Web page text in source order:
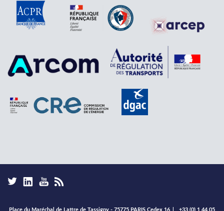
Place du Maréchal de Lattre de Tassigny - 75775 PARIS Cedex 16 +33 (0) 1 44 05